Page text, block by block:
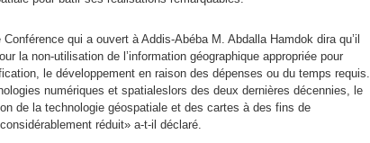
qui a ouvert à Addis-Abéba M. Abdalla Hamdok dira qu’il
la non-utilisation de l’information géographique appropriée pour
le développement en raison des dépenses ou du temps requis.
numériques et spatialeslors des deux dernières décennies, le
de la technologie géospatiale et des cartes à des fins de
réduit» a-t-il déclaré.